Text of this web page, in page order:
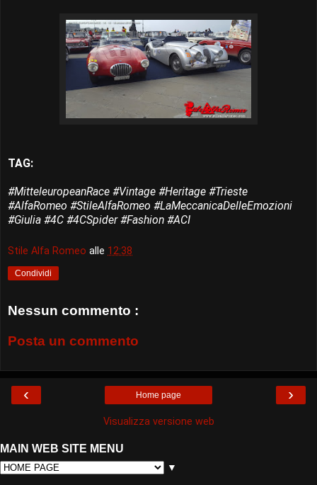
TAG:
#MitteleuropeanRace #Vintage #Heritage #Trieste
#AlfaRomeo #StileAlfaRomeo #LaMeccanicaDelleEmozioni
#Giulia #4C #4CSpider #Fashion #ACI
Stile Alfa Romeo alle 12:38
Condividi
Nessun commento :
Posta un commento
‹ ›
Home page
Visualizza versione web
MAIN WEB SITE MENU
▼